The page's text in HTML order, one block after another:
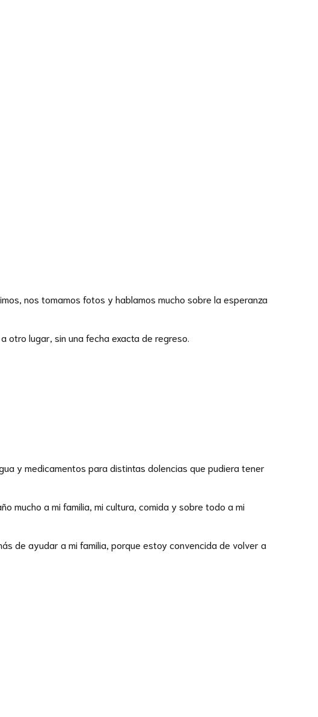
nos tomamos fotos y hablamos mucho sobre la esperanza
otro lugar, sin una fecha exacta de regreso.
y medicamentos para distintas dolencias que pudiera tener
mucho a mi familia, mi cultura, comida y sobre todo a mi
de ayudar a mi familia, porque estoy convencida de volver a